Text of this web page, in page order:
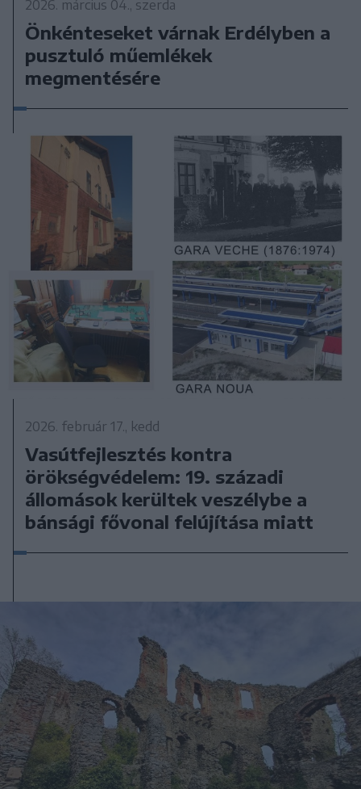
2026. március 04., szerda
Önkénteseket várnak Erdélyben a
pusztuló műemlékek
megmentésére
2026. február 17., kedd
Vasútfejlesztés kontra
örökségvédelem: 19. századi
állomások kerültek veszélybe a
bánsági fővonal felújítása miatt